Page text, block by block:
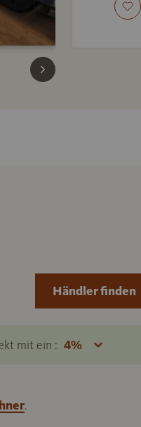
mit ein :
.
Händler finden